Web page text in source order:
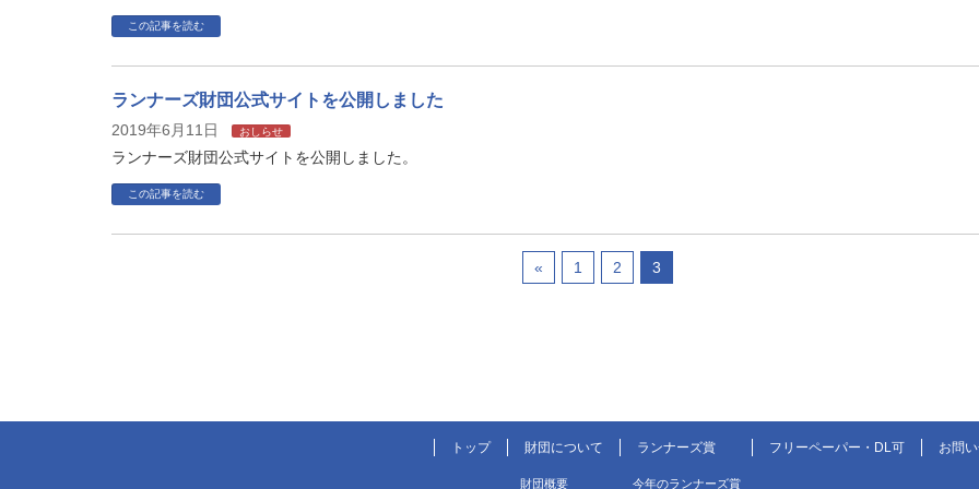
この記事を読む
ランナーズ財団公式サイトを公開しました
2019年6月11日 おしらせ
ランナーズ財団公式サイトを公開しました。
この記事を読む
« 1 2 3
トップ 財団について
財団概要
ランナーズ賞
今年のランナーズ賞
フリーペーパー・DL可 お問